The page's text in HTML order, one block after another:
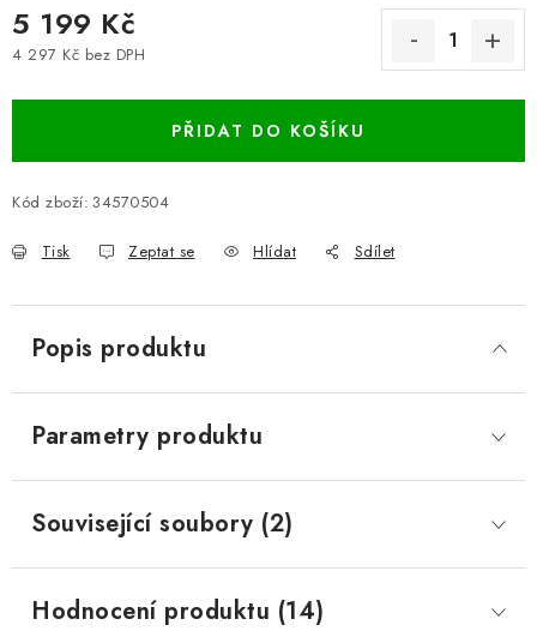
5 199 Kč
4 297 Kč bez DPH
PŘIDAT DO KOŠÍKU
Kód zboží: 34570504
Tisk Zeptat se Hlídat Sdílet
Popis produktu
Parametry produktu
Související soubory (2)
Hodnocení produktu (14)